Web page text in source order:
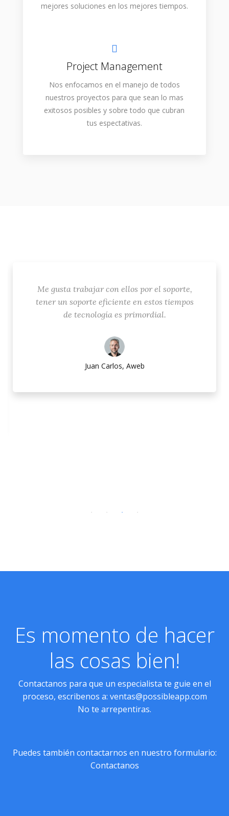
mejores soluciones en los mejores tiempos.
Project Management
Nos enfocamos en el manejo de todos
nuestros proyectos para que sean lo mas
exitosos posibles y sobre todo que cubran
tus espectativas.
Me gusta trabajar con ellos por el soporte,
tener un soporte eficiente en estos tiempos
de tecnología es primordial.
Juan Carlos, Aweb
Es momento de hacer
las cosas bien!
Contactanos para que un especialista te guie en el
proceso, escribenos a: ventas@possibleapp.com
No te arrepentiras.
Puedes también contactarnos en nuestro formulario:
Contactanos